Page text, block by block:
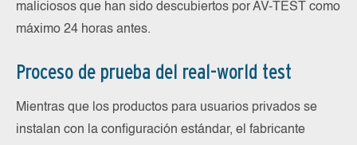
maliciosos que han sido descubiertos por AV-TEST como
máximo 24 horas antes.
Proceso de prueba del real-world test
Mientras que los productos para usuarios privados se
instalan con la configuración estándar, el fabricante